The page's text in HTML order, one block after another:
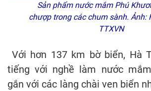
Sản phẩm nước mắm Phú
chượp trong các chum sành. Ảnh:
TTXVN
Với hơn 137 km bờ biển, Hà
tiếng với nghề làm nước
gắn với các làng chài ven biển